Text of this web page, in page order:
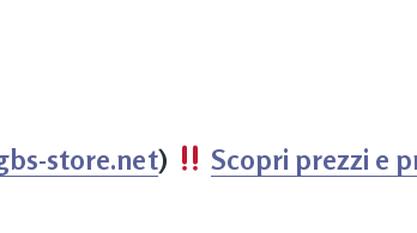
store.net)
Scopri prezzi e